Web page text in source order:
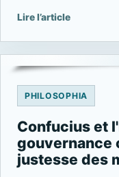
Lire l’article
PHILOSOPHIA
Confucius et
gouvernance
justesse des